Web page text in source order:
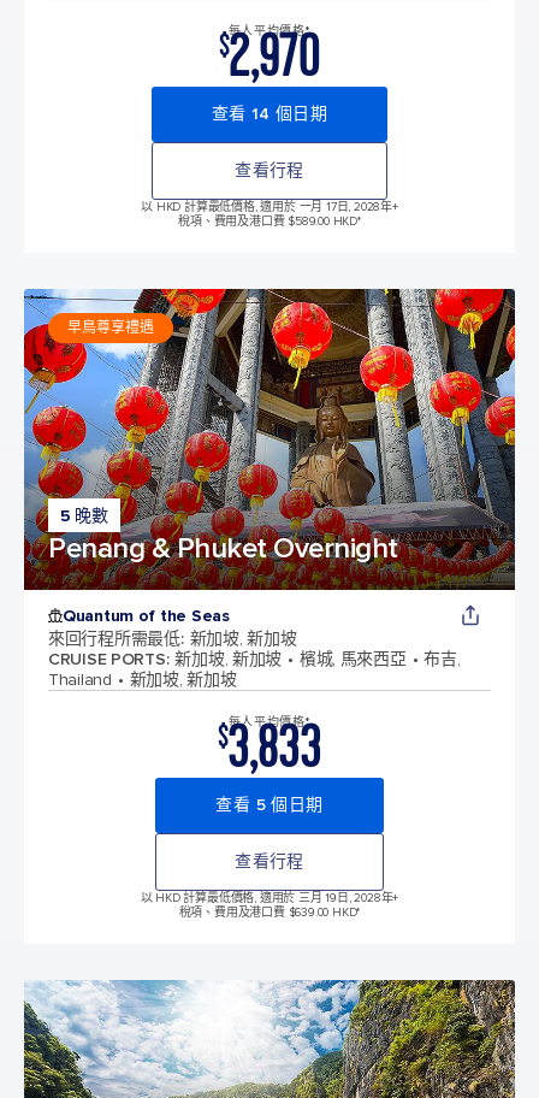
每人平均價格*
$2,970
查看 14 個日期
查看行程
以 HKD 計算最低價格, 適用於 一月 17日, 2028年+
稅項、費用及港口費 $589.00 HKD*
5 晚數
Penang & Phuket Overnight
早鳥尊享禮遇
Quantum of the Seas
來回行程所需最低: 新加坡, 新加坡
CRUISE PORTS: 新加坡, 新加坡 檳城, 馬來西亞
布吉,
Thailand
新加坡, 新加坡
每人平均價格*
$3,833
查看 5 個日期
查看行程
以 HKD 計算最低價格, 適用於 三月 19日, 2028年+
稅項、費用及港口費 $639.00 HKD*